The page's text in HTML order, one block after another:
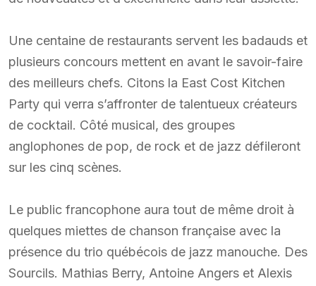
Une centaine de restaurants servent les badauds et
plusieurs concours mettent en avant le savoir-faire
des meilleurs chefs. Citons la East Cost Kitchen
Party qui verra s’affronter de talentueux créateurs
de cocktail. Côté musical, des groupes
anglophones de pop, de rock et de jazz défileront
sur les cinq scènes.
Le public francophone aura tout de même droit à
quelques miettes de chanson française avec la
présence du trio québécois de jazz manouche. Des
Sourcils. Mathias Berry, Antoine Angers et Alexis